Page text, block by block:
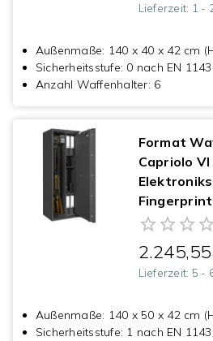
Lieferzeit: 1 -
Außenmaße: 140 x 40 x 42 cm
Sicherheitsstufe: 0 nach EN
Anzahl Waffenhalter: 6
Format
Capriolo
Fingerprint
Lieferzeit: 5 -
Außenmaße: 140 x 50 x 42 cm
Sicherheitsstufe: 1 nach EN